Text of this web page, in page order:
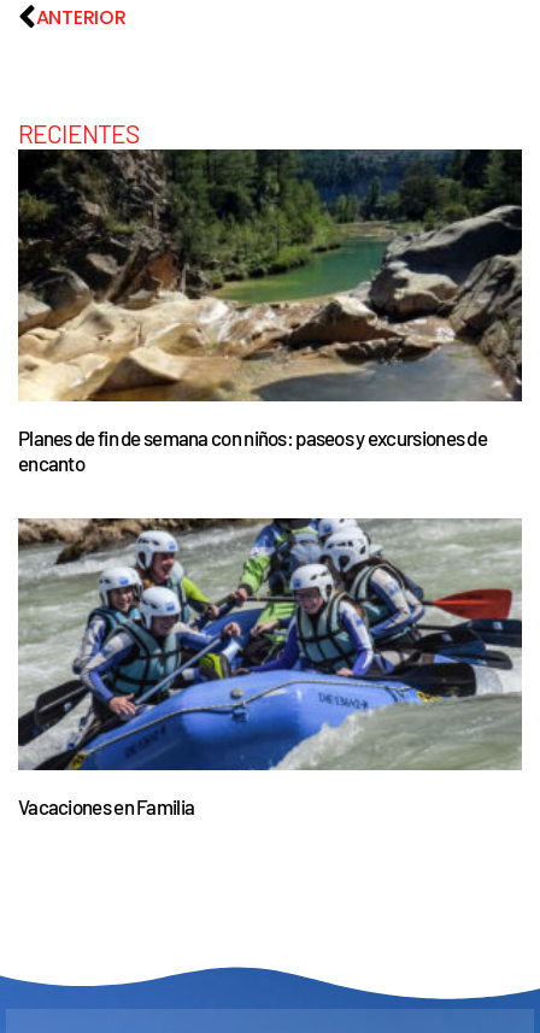
ANTERIOR
RECIENTES
Planes de fin de semana con niños: paseos y excursiones de
encanto
Vacaciones en Familia